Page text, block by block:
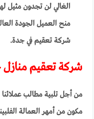
الغالي لن تجدون مثيل
منح العميل الجودة
شركة تعقيم في جدة.
شركة تعقيم منازل
من أجل تلبية مطالب
مكون من أمهر العمالة